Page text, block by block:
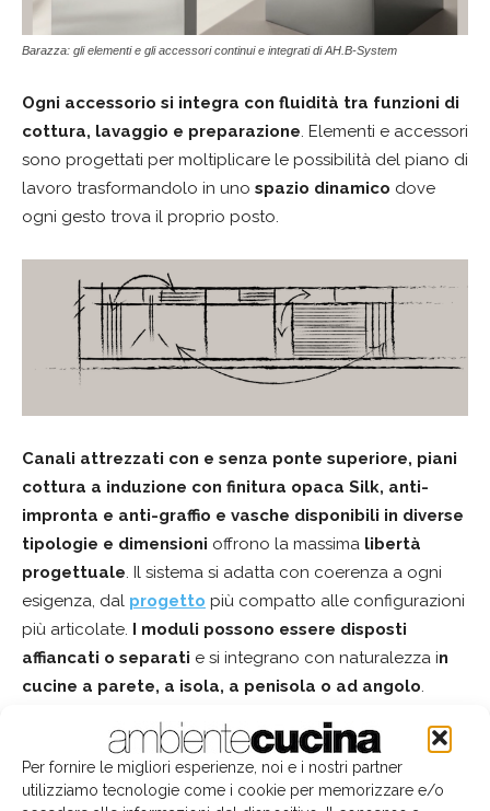
Per fornire le migliori esperienze, noi e i nostri partner
utilizziamo tecnologie come i cookie per memorizzare e/o
Barazza: gli elementi e gli accessori continui e integrati di AH.B-System
Ogni accessorio si integra con fluidità tra funzioni di
cottura, lavaggio e preparazione. Elementi e accessori
sono progettati per moltiplicare le possibilità del piano di
lavoro trasformandolo in uno spazio dinamico dove
ogni gesto trova il proprio posto.
Canali attrezzati con e senza ponte superiore, piani
cottura a induzione con finitura opaca Silk, anti-
impronta e anti-graffio e vasche disponibili in diverse
tipologie e dimensioni offrono la massima libertà
progettuale. Il sistema si adatta con coerenza a ogni
esigenza, dal progetto più compatto alle configurazioni
più articolate. I moduli possono essere disposti
affiancati o separati e si integrano con naturalezza in
cucine a parete, a isola, a penisola o ad angolo.
canali condifferenti profondità da
installare su piani di lavoro da 60, 65, 75 cm e oltre
garantendo massima flessibilità progettuale. Il sistema